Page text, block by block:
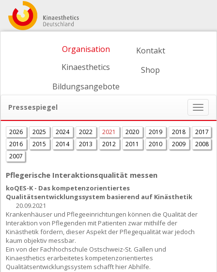
Organisation
Kinaesthetics
Bildungsangebote
Kontakt
Shop
Pressespiegel
ein-/
2026 2025 2024 2022 2021 2020 2019 2018
2017
2016
2015 2014 2013 2012 2011 2010 2009
2008
2007
Pflegerische Interaktionsqualität messen
koQES-K - Das kompetenzorientiertes
Qualitätsentwicklungssystem basierend auf Kinästhetik
20.09.2021
Krankenhäuser und Pflegeeinrichtungen können die Qualität der
Interaktion von Pflegenden mit Patienten zwar mithilfe der
Kinästhetik fördern, dieser Aspekt der Pflegequalität war jedoch
kaum objektiv messbar.
Ein von der Fachhochschule Ostschweiz-St. Gallen und
Kinaesthetics erarbeitetes kompetenzorientiertes
Qualitätsentwicklungssystem schafft hier Abhilfe.